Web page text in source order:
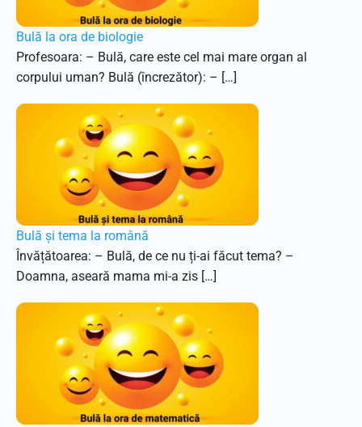
Bulă la ora de biologie
Profesoara: – Bulă, care este cel mai mare organ al
corpului uman? Bulă (încrezător): – […]
Bulă și tema la română
Învățătoarea: – Bulă, de ce nu ți-ai făcut tema? –
Doamna, aseară mama mi-a zis […]